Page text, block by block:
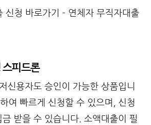
스피드론
신용자도 승인이 가능한 상품입니
여 빠르게 신청할 수 있으며, 신청
받을 수 있습니다. 소액대출이 필